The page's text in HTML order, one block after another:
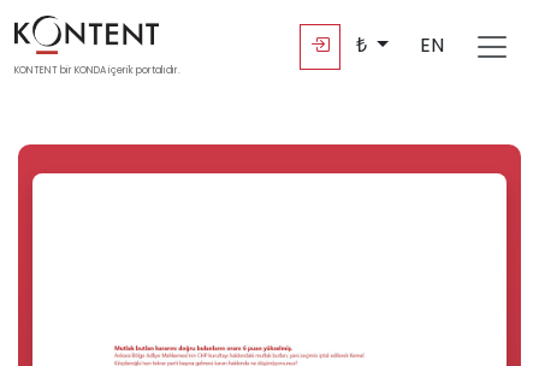
KONTENT bir KONDA içerik portalıdır.
₺ EN